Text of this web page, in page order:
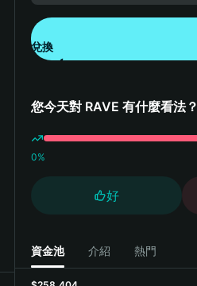
兌換
您今天對 RAVE 有什麼看法？
0%
好
資金池 介紹 熱門